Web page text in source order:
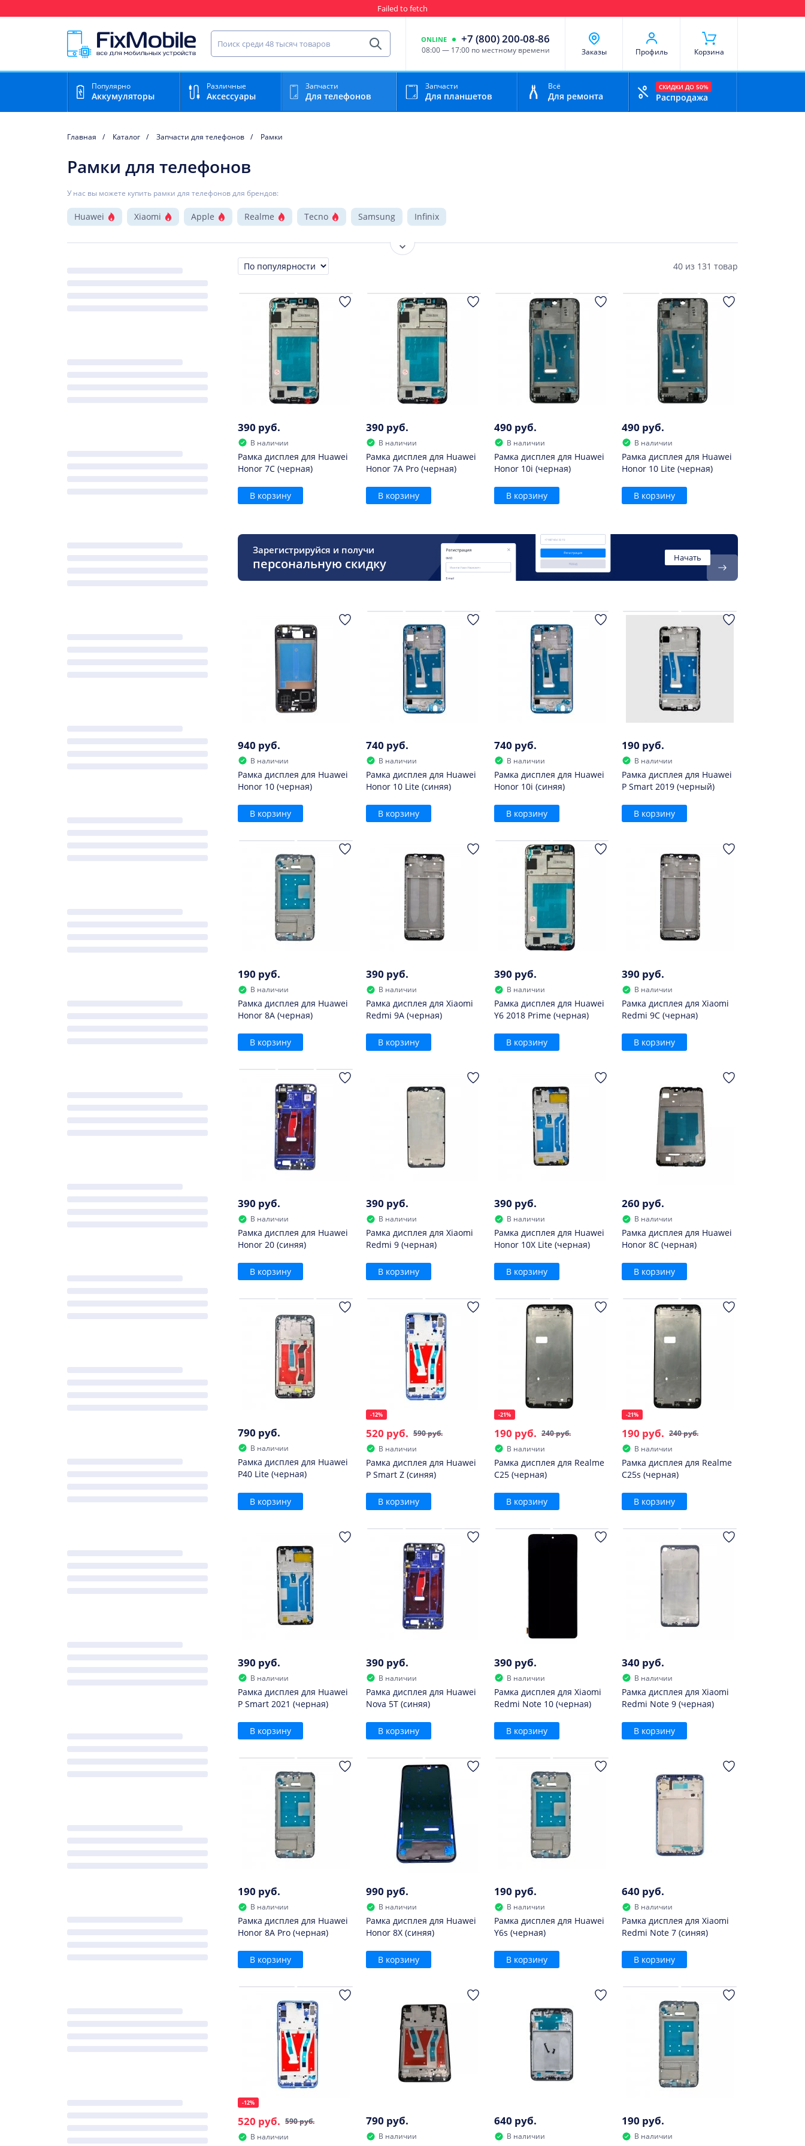
Найти запчасть для мобильного устройства
Найти
+7 (800) 200-08-86
ONLINE
08:00 — 17:00 по местному времени Заказы Профиль Корзина
Популярно
Аккумуляторы
Различные
Аксессуары
Запчасти
Для телефонов
Запчасти
Для планшетов
Всё
Для ремонта
СКИДКИ ДО 50%
Распродажа
Главная Каталог Запчасти для телефонов Рамки
Рамки для телефонов
У нас вы можете купить рамки для телефонов для брендов:
Huawei Xiaomi Apple Realme Tecno Samsung Infinix
Показать ещё
Сортировка 40 из 131 товар
390 руб.
В наличии
Рамка дисплея для Huawei
Honor 7C (черная)
В корзину
390 руб.
В наличии
Рамка дисплея для Huawei
Honor 7A Pro (черная)
В корзину
490 руб.
В наличии
Рамка дисплея для Huawei
Honor 10i (черная)
В корзину
490 руб.
В наличии
Рамка дисплея для Huawei
Honor 10 Lite (черная)
В корзину
Зарегистрируйся и получи
персональную скидку Начать
940 руб.
В наличии
Рамка дисплея для Huawei
Honor 10 (черная)
В корзину
740 руб.
В наличии
Рамка дисплея для Huawei
Honor 10 Lite (синяя)
В корзину
740 руб.
В наличии
Рамка дисплея для Huawei
Honor 10i (синяя)
В корзину
190 руб.
В наличии
Рамка дисплея для Huawei
P Smart 2019 (черный)
В корзину
190 руб.
В наличии
Рамка дисплея для Huawei
Honor 8A (черная)
В корзину
390 руб.
В наличии
Рамка дисплея для Xiaomi
Redmi 9A (черная)
В корзину
390 руб.
В наличии
Рамка дисплея для Huawei
Y6 2018 Prime (черная)
В корзину
390 руб.
В наличии
Рамка дисплея для Xiaomi
Redmi 9C (черная)
В корзину
390 руб.
В наличии
Рамка дисплея для Huawei
Honor 20 (синяя)
В корзину
390 руб.
В наличии
Рамка дисплея для Xiaomi
Redmi 9 (черная)
В корзину
390 руб.
В наличии
Рамка дисплея для Huawei
Honor 10X Lite (черная)
В корзину
260 руб.
В наличии
Рамка дисплея для Huawei
Honor 8C (черная)
В корзину
790 руб.
В наличии
Рамка дисплея для Huawei
P40 Lite (черная)
В корзину
-12%
590 руб.
520 руб.
В наличии
Рамка дисплея для Huawei
P Smart Z (синяя)
В корзину
-21%
240 руб.
190 руб.
В наличии
Рамка дисплея для Realme
C25 (черная)
В корзину
-21%
240 руб.
190 руб.
В наличии
Рамка дисплея для Realme
C25s (черная)
В корзину
390 руб.
В наличии
Рамка дисплея для Huawei
P Smart 2021 (черная)
В корзину
390 руб.
В наличии
Рамка дисплея для Huawei
Nova 5T (синяя)
В корзину
390 руб.
В наличии
Рамка дисплея для Xiaomi
Redmi Note 10 (черная)
В корзину
340 руб.
В наличии
Рамка дисплея для Xiaomi
Redmi Note 9 (черная)
В корзину
190 руб.
В наличии
Рамка дисплея для Huawei
Honor 8A Pro (черная)
В корзину
990 руб.
В наличии
Рамка дисплея для Huawei
Honor 8X (синяя)
В корзину
190 руб.
В наличии
Рамка дисплея для Huawei
Y6s (черная)
В корзину
640 руб.
В наличии
Рамка дисплея для Xiaomi
Redmi Note 7 (синяя)
В корзину
-12%
590 руб.
520 руб.
В наличии
790 руб.
В наличии
640 руб.
В наличии
190 руб.
В наличии